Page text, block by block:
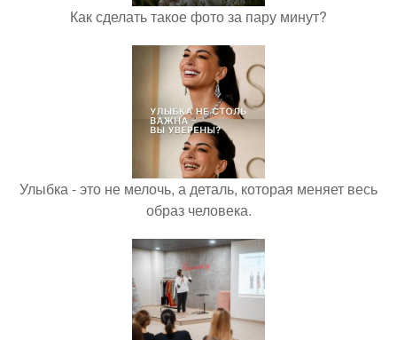
Как сделать такое фото за пару минут?
Улыбка - это не мелочь, а деталь, которая меняет весь
образ человека.